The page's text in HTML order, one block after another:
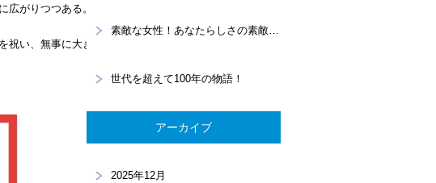
広がりつつある。
い、無事に大き
素敵な女性！あなたらしさの素敵を大切に！プロフィール撮影
世代を超えて100年の物語！
アーカイブ
2025年12月